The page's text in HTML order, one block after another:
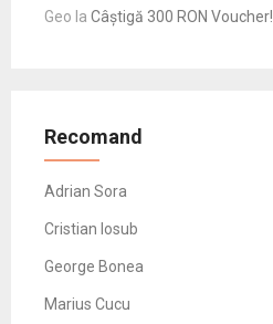
Geo la Câștigă 300 RON Voucher!
Recomand
Adrian Sora
Cristian Iosub
George Bonea
Marius Cucu